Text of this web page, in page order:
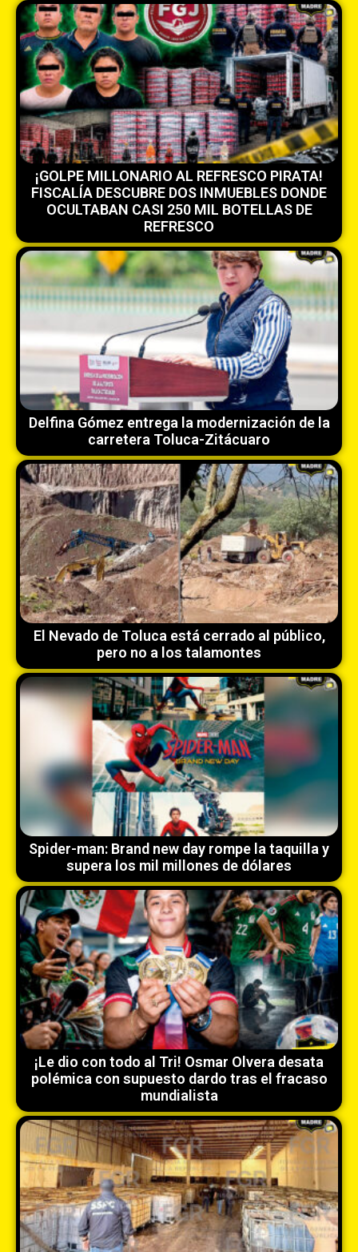
¡GOLPE MILLONARIO AL REFRESCO PIRATA!
FISCALÍA DESCUBRE DOS INMUEBLES DONDE
OCULTABAN CASI 250 MIL BOTELLAS DE
REFRESCO
Delfina Gómez entrega la modernización de la
carretera Toluca-Zitácuaro
El Nevado de Toluca está cerrado al público,
pero no a los talamontes
Spider-man: Brand new day rompe la taquilla y
supera los mil millones de dólares
¡Le dio con todo al Tri! Osmar Olvera desata
polémica con supuesto dardo tras el fracaso
mundialista